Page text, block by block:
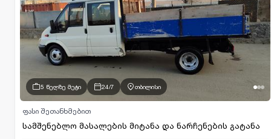
5 წელზე მეტი 24/7 თბილისი
სამშენებლო მასალების მიტანა და ნარჩენების გატანა
ფასი შეთანხმებით